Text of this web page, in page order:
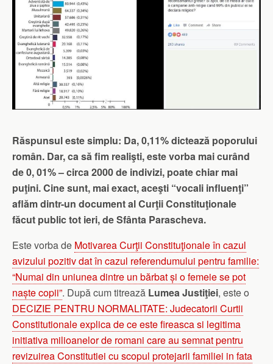
Răspunsul este simplu: Da, 0,11% dictează poporului
român. Dar, ca să fim realişti, este vorba mai curând
de 0, 01% – circa 2000 de indivizi, poate chiar mai
puţini. Cine sunt, mai exact, aceşti “vocali influenţi”
aflăm dintr-un document al Curţii Constituţionale
făcut public tot ieri, de Sfânta Parascheva.
Este vorba de Motivarea Curţii Constituţionale în cazul
avizului pozitiv dat în cazul referendumului pentru familie:
“Numai din uniunea dintre un bărbat și o femeie se pot
naște copii”. După cum titrează Lumea Justiţiei, este o
DECIZIE PENTRU NORMALITATE: Judecatorii Curtii
Constitutionale explica de ce este fireasca si legitima
initiativa milioanelor de romani care au semnat pentru
revizuirea Constitutiei cu scopul protejarii familiei in fata